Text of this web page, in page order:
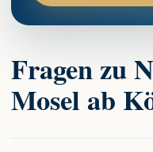
Fragen zu
Mosel ab